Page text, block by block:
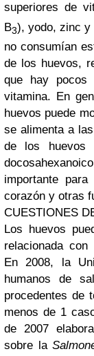
superiores de
B3), yodo, zinc y
no consumían
de los huevos,
que hay pocos
vitamina. En
huevos puede
se alimenta a
de los huevos
importante
corazón y otras
CUESTIONES
Los huevos
relacionada
En 2008, la
humanos de
procedentes de
menos de 1
de 2007
sobre la